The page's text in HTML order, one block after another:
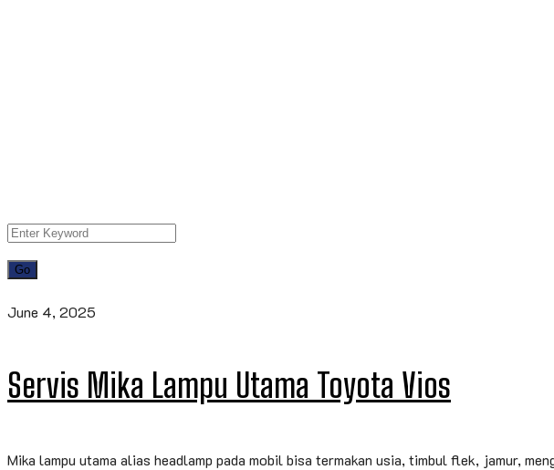
June 4, 2025
Servis Mika Lampu Utama Toyota Vios
Mika lampu utama alias headlamp pada mobil bisa termakan usia, timbul flek, jamur,